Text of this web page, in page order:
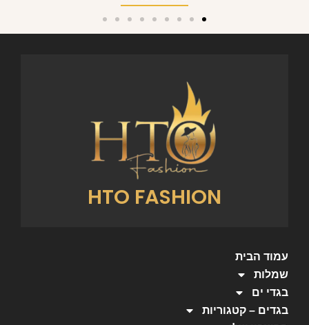
HTO FASHION
עמוד הבית
שמלות
בגדי ים
בגדים – קטגוריות